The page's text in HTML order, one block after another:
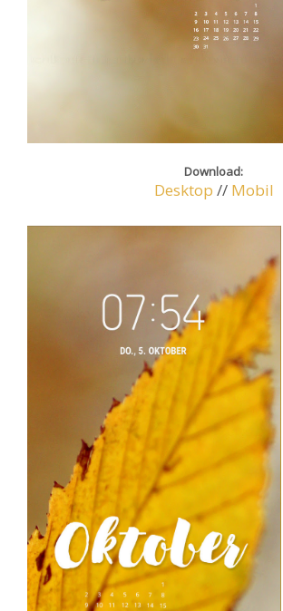
Download:
Desktop // Mobil